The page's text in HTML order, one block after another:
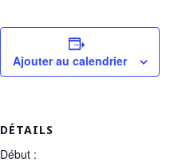
Ajouter au calendrier
DÉTAILS
Début :